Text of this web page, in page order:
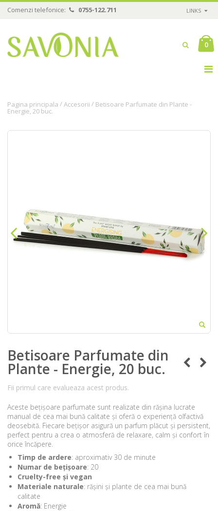
Comenzi telefonice: 0755-122.711 LINKS
0
Pagina principala /Accesorii / Betisoare Parfumate din Plante -
Energie, 20 buc.
Betisoare Parfumate din
Plante - Energie, 20 buc.
Fii primul care evalueaza acest produs.
Aceste bețișoare parfumate sunt realizate din rășina lucrate
manual de cea mai bună calitate și oferă o experiență olfactivă
deosebită. Fiecare bețișor asigură un parfum plăcut și persistent,
perfect pentru a crea o atmosferă de relaxare, calm și confort în
orice încăpere.
Timp de ardere: aproximativ 30 de minute
Numar de bețișoare: 20
Cruelty-free și vegan
Materiale naturale: rășini și plante de cea mai bună
calitate
Aromă: Energie